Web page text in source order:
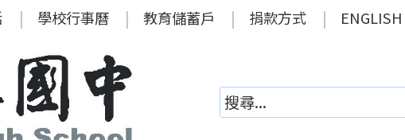
學校行事曆 教育儲蓄戶 捐款方式 ENGLISH